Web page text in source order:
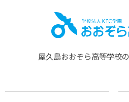
屋久島おおぞら⾼等学校